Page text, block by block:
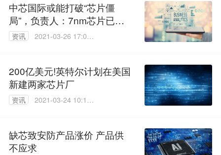
中芯国际或能打破“芯片僵
局”，负责人：7nm芯片已可
量产
资讯
2021-03-26 17:09:
200亿美元!英特尔计划在美国
新建两家芯片厂
资讯
2021-03-24 10:17:
缺芯致安防产品涨价 产品供
不应求